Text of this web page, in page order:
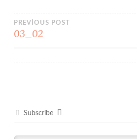
Yazı
PREVIOUS POST
03_02
Subscribe